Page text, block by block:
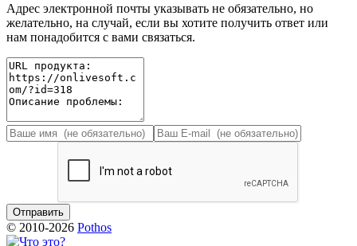
Адрес электронной почты указывать не обязательно, но
желательно, на случай, если вы хотите получить ответ или
нам понадобится с вами связаться.
© 2010-2026 Pothos